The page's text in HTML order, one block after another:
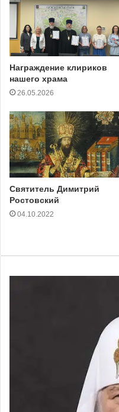
Награждение клириков
нашего храма
26.05.2026
Святитель Димитрий
Ростовский
04.10.2022